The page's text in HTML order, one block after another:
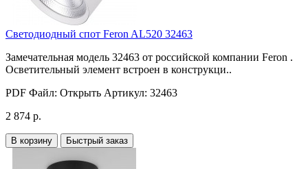
Светодиодный спот Feron AL520 32463
Замечательная модель 32463 от российской компании Feron .
Осветительный элемент встроен в конструкци..
PDF Файл: Открыть Артикул: 32463
2 874 р.
В корзину Быстрый заказ